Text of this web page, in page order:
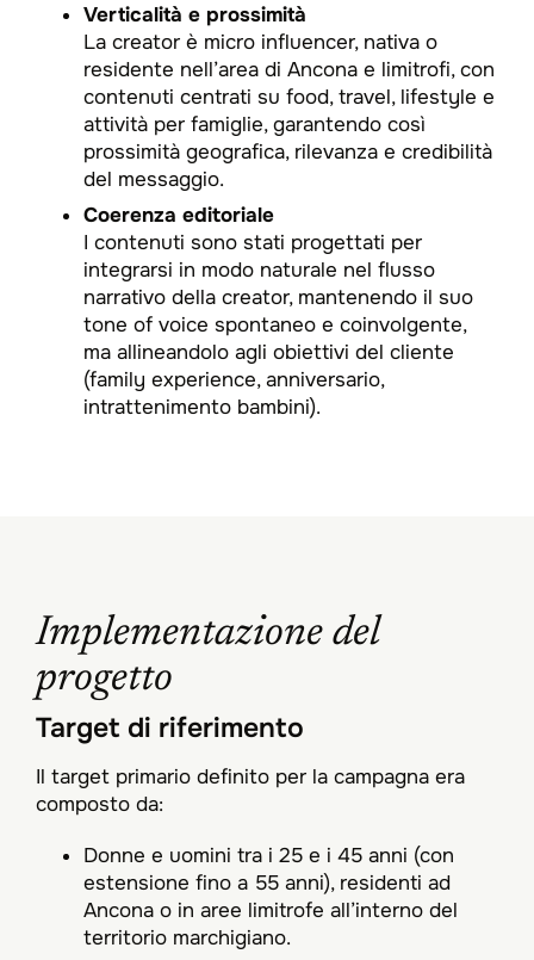
Verticalità e prossimità
La creator è micro influencer, nativa o
residente nell’area di Ancona e limitrofi, con
contenuti centrati su food, travel, lifestyle e
attività per famiglie, garantendo così
prossimità geografica, rilevanza e credibilità
del messaggio.
Coerenza editoriale
I contenuti sono stati progettati per
integrarsi in modo naturale nel flusso
narrativo della creator, mantenendo il suo
tone of voice spontaneo e coinvolgente,
ma allineandolo agli obiettivi del cliente
(family experience, anniversario,
intrattenimento bambini).​
Implementazione del
progetto
Target di riferimento
Il target primario definito per la campagna era
composto da:​
Donne e uomini tra i 25 e i 45 anni (con
estensione fino a 55 anni), residenti ad
Ancona o in aree limitrofe all’interno del
territorio marchigiano.